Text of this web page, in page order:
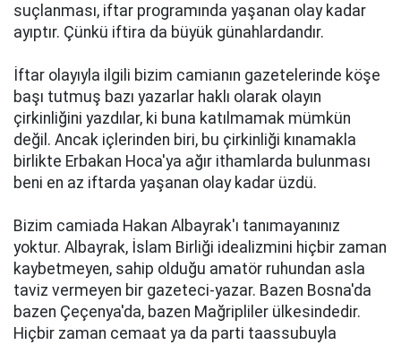
suçlanması, iftar programında yaşanan olay kadar
ayıptır. Çünkü iftira da büyük günahlardandır.
İftar olayıyla ilgili bizim camianın gazetelerinde köşe
başı tutmuş bazı yazarlar haklı olarak olayın
çirkinliğini yazdılar, ki buna katılmamak mümkün
değil. Ancak içlerinden biri, bu çirkinliği kınamakla
birlikte Erbakan Hoca'ya ağır ithamlarda bulunması
beni en az iftarda yaşanan olay kadar üzdü.
Bizim camiada Hakan Albayrak'ı tanımayanınız
yoktur. Albayrak, İslam Birliği idealizmini hiçbir zaman
kaybetmeyen, sahip olduğu amatör ruhundan asla
taviz vermeyen bir gazeteci-yazar. Bazen Bosna'da
bazen Çeçenya'da, bazen Mağripliler ülkesindedir.
Hiçbir zaman cemaat ya da parti taassubuyla